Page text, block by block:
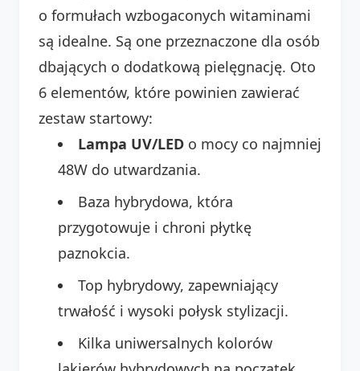
o formułach wzbogaconych witaminami
są idealne. Są one przeznaczone dla osób
dbających o dodatkową pielęgnację. Oto
6 elementów, które powinien zawierać
zestaw startowy:
Lampa UV/LED o mocy co najmniej
48W do utwardzania.
Baza hybrydowa, która
przygotowuje i chroni płytkę
paznokcia.
Top hybrydowy, zapewniający
trwałość i wysoki połysk stylizacji.
Kilka uniwersalnych kolorów